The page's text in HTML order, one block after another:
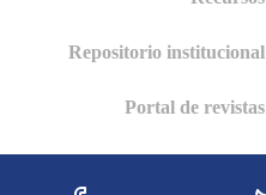
Repositorio institucional
Portal de revistas